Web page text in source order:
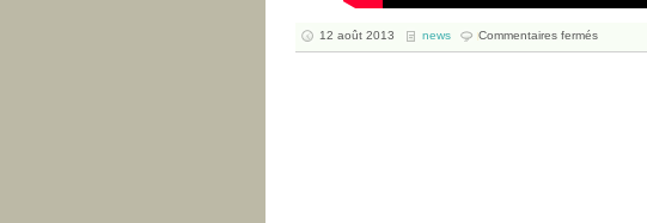
12 août 2013 news Commentaires fermés